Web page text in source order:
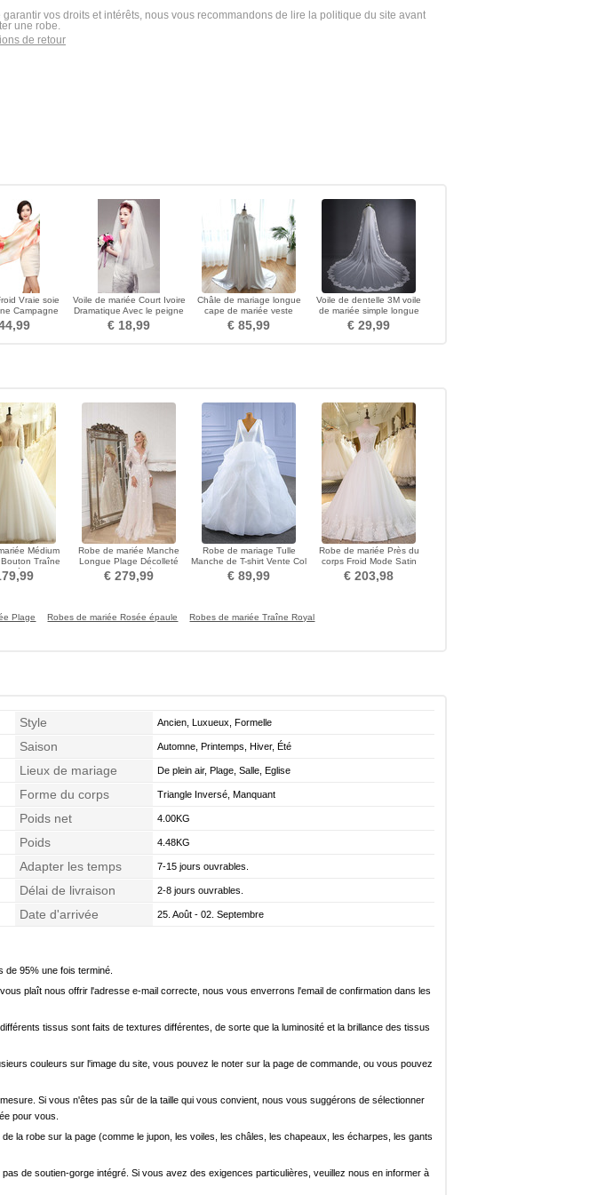
garantir vos droits et intérêts, nous vous recommandons de lire la politique du site avant
une robe.
de retour
Vraie soie
Campagne
la fleur
Voile de mariée Court Ivoire
Dramatique Avec le peigne
Tulle
€ 18,99
Châle de mariage longue
cape de mariée veste
capuche en satin de
couleur
€ 85,99
Voile de dentelle 3M voile
de mariée simple longue
queue voile de dentelle
€ 29,99
Médium
Traîne
Elégant
Robe de mariée Manche
Longue Plage Décolleté
Dans le Dos Elégant
€ 279,99
Robe de mariage Tulle
Manche de T-shirt Vente Col
en V A-ligne
€ 89,99
Robe de mariée Près du
corps Froid Mode Satin
Chapelle Naturel taille
€ 203,98
Plage Robes de mariée Rosée épaule
Robes de mariée Traîne Royal
Style Ancien, Luxueux, Formelle
Saison Automne, Printemps, Hiver, Été
Lieux de mariage De plein air, Plage, Salle, Eglise
Forme du corps Triangle Inversé, Manquant
Poids net 4.00KG
Poids 4.48KG
Adapter les temps 7-15 jours ouvrables.
Délai de livraison 2-8 jours ouvrables.
Date d'arrivée 25. Août - 02. Septembre
95% une fois terminé.
plaît nous offrir l'adresse e-mail correcte, nous vous enverrons l'email de confirmation dans les
tissus sont faits de textures différentes, de sorte que la luminosité et la brillance des tissus
couleurs sur l'image du site, vous pouvez le noter sur la page de commande, ou vous pouvez
Si vous n'êtes pas sûr de la taille qui vous convient, nous vous suggérons de sélectionner
pour vous.
la robe sur la page (comme le jupon, les voiles, les châles, les chapeaux, les écharpes, les gants
de soutien-gorge intégré. Si vous avez des exigences particulières, veuillez nous en informer à